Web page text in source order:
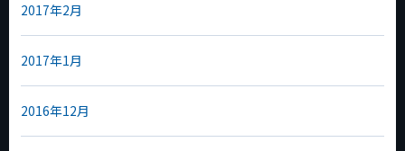
2017年2月
2017年1月
2016年12月